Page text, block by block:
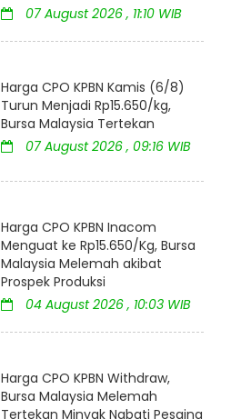
07 August 2026 , 11:10 WIB
Harga CPO KPBN Kamis (6/8)
Turun Menjadi Rp15.650/kg,
Bursa Malaysia Tertekan
07 August 2026 , 09:16 WIB
Harga CPO KPBN Inacom
Menguat ke Rp15.650/Kg, Bursa
Malaysia Melemah akibat
Prospek Produksi
04 August 2026 , 10:03 WIB
Harga CPO KPBN Withdraw,
Bursa Malaysia Melemah
Tertekan Minyak Nabati Pesaing